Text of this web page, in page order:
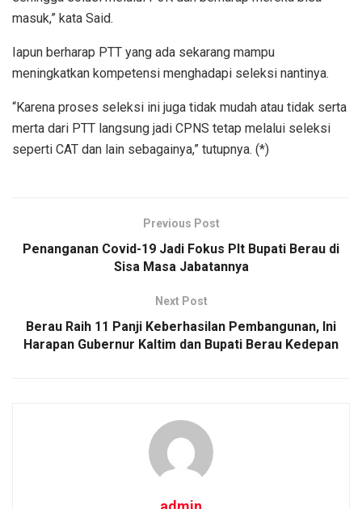
masuk,” kata Said.
Iapun berharap PTT yang ada sekarang mampu
meningkatkan kompetensi menghadapi seleksi nantinya.
“Karena proses seleksi ini juga tidak mudah atau tidak serta
merta dari PTT langsung jadi CPNS tetap melalui seleksi
seperti CAT dan lain sebagainya,” tutupnya. (*)
Previous Post
Penanganan Covid-19 Jadi Fokus Plt Bupati Berau di
Sisa Masa Jabatannya
Next Post
Berau Raih 11 Panji Keberhasilan Pembangunan, Ini
Harapan Gubernur Kaltim dan Bupati Berau Kedepan